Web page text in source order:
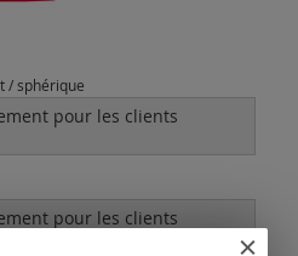
/ sphérique
pour les clients
pour les clients